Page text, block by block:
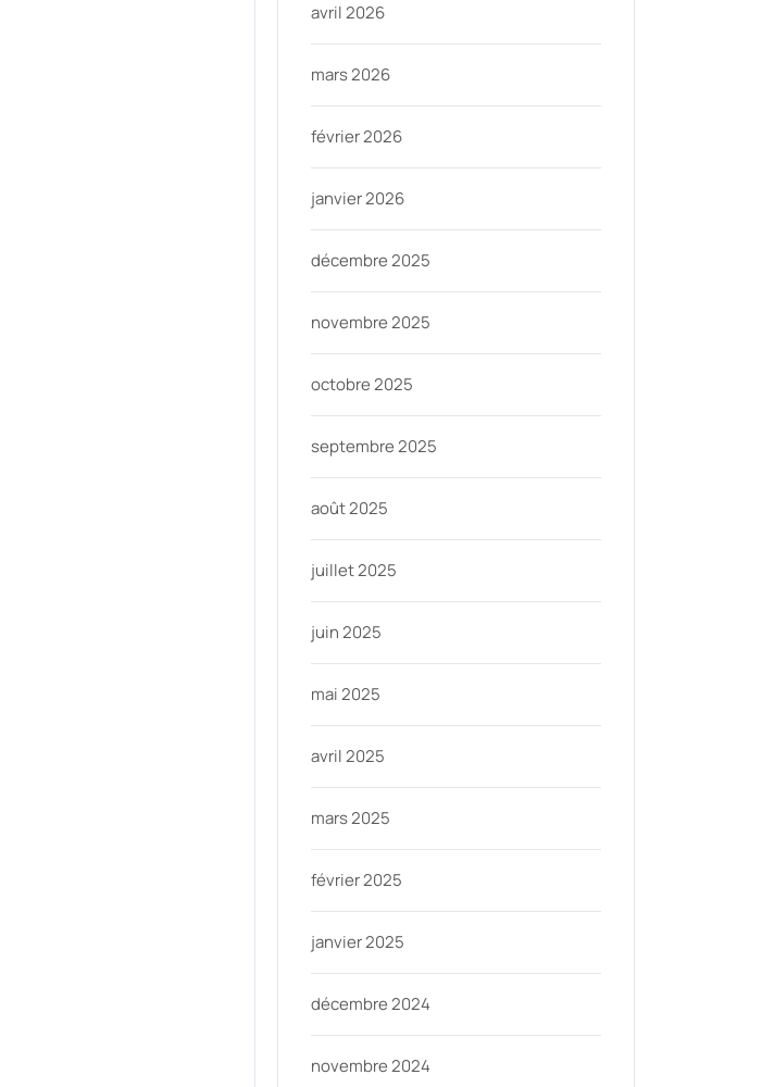
avril 2026
mars 2026
février 2026
janvier 2026
décembre 2025
novembre 2025
octobre 2025
septembre 2025
août 2025
juillet 2025
juin 2025
mai 2025
avril 2025
mars 2025
février 2025
janvier 2025
décembre 2024
novembre 2024